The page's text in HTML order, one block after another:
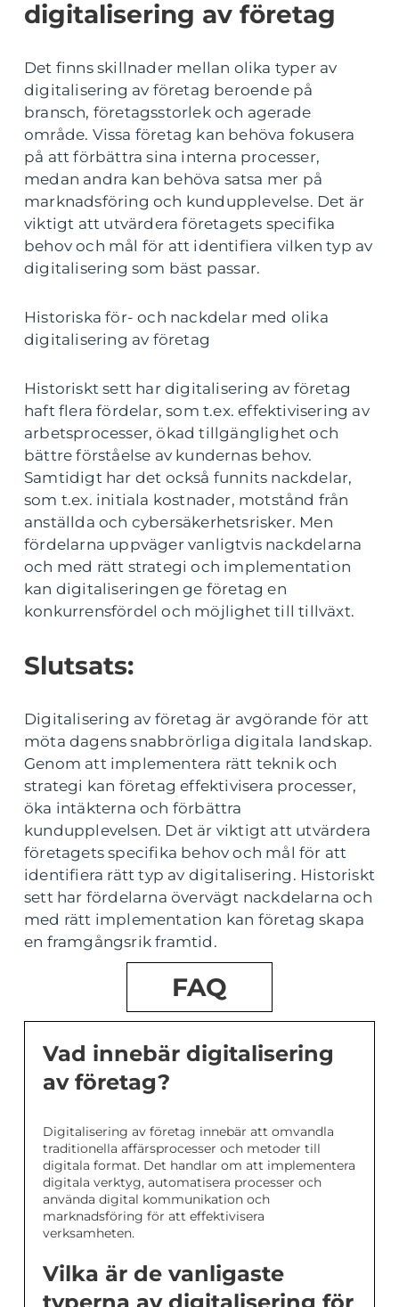
digitalisering av företag
Det finns skillnader mellan olika typer av
digitalisering av företag beroende på
bransch, företagsstorlek och agerade
område. Vissa företag kan behöva fokusera
på att förbättra sina interna processer,
medan andra kan behöva satsa mer på
marknadsföring och kundupplevelse. Det är
viktigt att utvärdera företagets specifika
behov och mål för att identifiera vilken typ av
digitalisering som bäst passar.
Historiska för- och nackdelar med olika
digitalisering av företag
Historiskt sett har digitalisering av företag
haft flera fördelar, som t.ex. effektivisering av
arbetsprocesser, ökad tillgänglighet och
bättre förståelse av kundernas behov.
Samtidigt har det också funnits nackdelar,
som t.ex. initiala kostnader, motstånd från
anställda och cybersäkerhetsrisker. Men
fördelarna uppväger vanligtvis nackdelarna
och med rätt strategi och implementation
kan digitaliseringen ge företag en
konkurrensfördel och möjlighet till tillväxt.
Slutsats:
Digitalisering av företag är avgörande för att
möta dagens snabbrörliga digitala landskap.
Genom att implementera rätt teknik och
strategi kan företag effektivisera processer,
öka intäkterna och förbättra
kundupplevelsen. Det är viktigt att utvärdera
företagets specifika behov och mål för att
identifiera rätt typ av digitalisering. Historiskt
sett har fördelarna övervägt nackdelarna och
med rätt implementation kan företag skapa
en framgångsrik framtid.
FAQ
Vad innebär digitalisering
av företag?
Digitalisering av företag innebär att omvandla
traditionella affärsprocesser och metoder till
digitala format. Det handlar om att implementera
digitala verktyg, automatisera processer och
använda digital kommunikation och
marknadsföring för att effektivisera
verksamheten.
Vilka är de vanligaste